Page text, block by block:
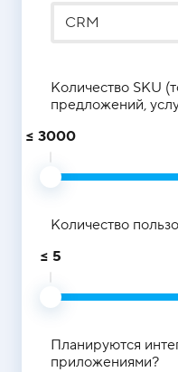
CRM
Количество SKU
предложений,
≤ 3000
Количество
≤ 5
Планируются
приложениями?